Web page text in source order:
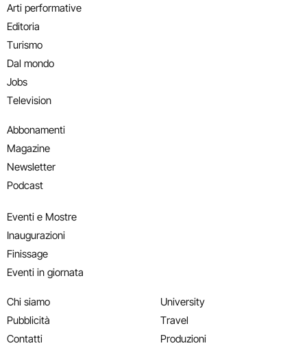
Arti performative
Editoria
Turismo
Dal mondo
Jobs
Television
Abbonamenti
Magazine
Newsletter
Podcast
Eventi e Mostre
Inaugurazioni
Finissage
Eventi in giornata
Chi siamo
Pubblicità
Contatti
University
Travel
Produzioni